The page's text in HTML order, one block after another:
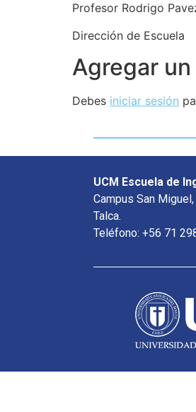
Profesor Rodrigo
Dirección de Escuela
Agregar
Debes iniciar sesión
UCM Escuela de
Campus San
Talca.
Teléfono: +56 71